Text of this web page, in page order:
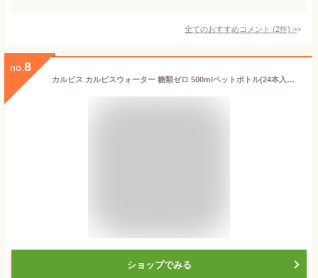
全てのおすすめコメント (2件) >
no. 8
カルピス カルピスウォーター 糖類ゼロ 500mlペットボトル(24本入り1ケース）ゼロカルピス PLUS カルピスすっきり ゼロカロリー※ご注文いただいてから4日〜14日の間に発送いたします。/ot/
ショップでみる